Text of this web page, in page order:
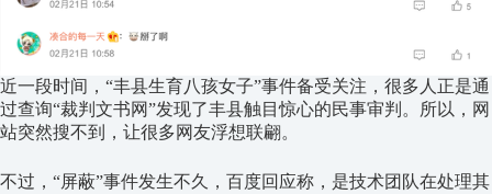
近一段时间，“丰县生育八孩女子”事件备受关注，很多人正是通
过查询“裁判文书网”发现了丰县触目惊心的民事审判。所以，网
站突然搜不到，让很多网友浮想联翩。
不过，“屏蔽”事件发生不久，百度回应称，是技术团队在处理其